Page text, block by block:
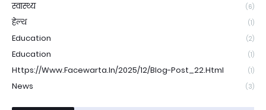
स्वास्थ्य (6)
हेल्थ (1)
Education (2)
Education (1)
Https://www.facewarta.in/2025/12/blog-Post_22.html (1)
News (3)